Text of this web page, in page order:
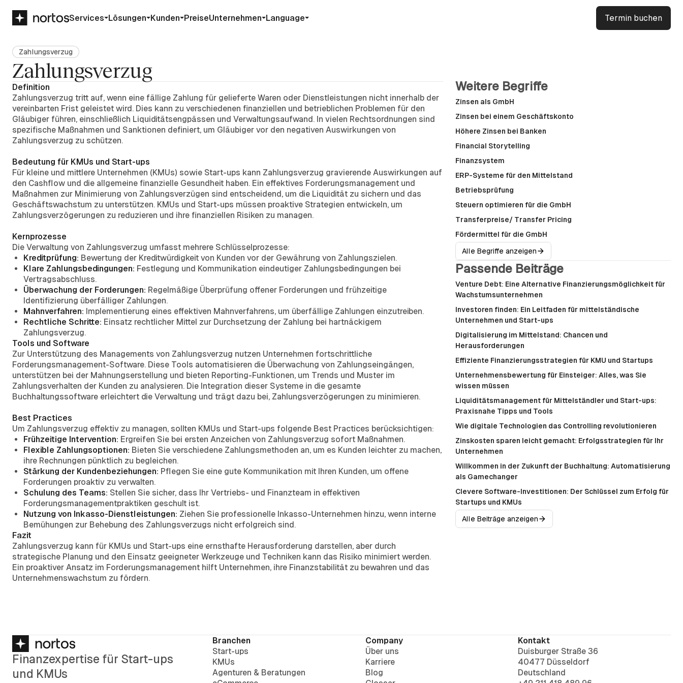
Services Lösungen Kunden PreiseUnternehmen Language Termin buchen
Zahlungsverzug
Zahlungsverzug
Definition
Zahlungsverzug tritt auf, wenn eine fällige Zahlung für gelieferte Waren oder Dienstleistungen nicht innerhalb der
vereinbarten Frist geleistet wird. Dies kann zu verschiedenen finanziellen und betrieblichen Problemen für den
Gläubiger führen, einschließlich Liquiditätsengpässen und Verwaltungsaufwand. In vielen Rechtsordnungen sind
spezifische Maßnahmen und Sanktionen definiert, um Gläubiger vor den negativen Auswirkungen von
Zahlungsverzug zu schützen.
Bedeutung für KMUs und Start-ups
Für kleine und mittlere Unternehmen (KMUs) sowie Start-ups kann Zahlungsverzug gravierende Auswirkungen auf
den Cashflow und die allgemeine finanzielle Gesundheit haben. Ein effektives Forderungsmanagement und
Maßnahmen zur Minimierung von Zahlungsverzügen sind entscheidend, um die Liquidität zu sichern und das
Geschäftswachstum zu unterstützen. KMUs und Start-ups müssen proaktive Strategien entwickeln, um
Zahlungsverzögerungen zu reduzieren und ihre finanziellen Risiken zu managen.
Kernprozesse
Die Verwaltung von Zahlungsverzug umfasst mehrere Schlüsselprozesse:
Kreditprüfung: Bewertung der Kreditwürdigkeit von Kunden vor der Gewährung von Zahlungszielen.
Klare Zahlungsbedingungen: Festlegung und Kommunikation eindeutiger Zahlungsbedingungen bei
Vertragsabschluss.
Überwachung der Forderungen: Regelmäßige Überprüfung offener Forderungen und frühzeitige
Identifizierung überfälliger Zahlungen.
Mahnverfahren: Implementierung eines effektiven Mahnverfahrens, um überfällige Zahlungen einzutreiben.
Rechtliche Schritte: Einsatz rechtlicher Mittel zur Durchsetzung der Zahlung bei hartnäckigem
Zahlungsverzug.
Tools und Software
Zur Unterstützung des Managements von Zahlungsverzug nutzen Unternehmen fortschrittliche
Forderungsmanagement-Software. Diese Tools automatisieren die Überwachung von Zahlungseingängen,
unterstützen bei der Mahnungserstellung und bieten Reporting-Funktionen, um Trends und Muster im
Zahlungsverhalten der Kunden zu analysieren. Die Integration dieser Systeme in die gesamte
Buchhaltungssoftware erleichtert die Verwaltung und trägt dazu bei, Zahlungsverzögerungen zu minimieren.
Best Practices
Um Zahlungsverzug effektiv zu managen, sollten KMUs und Start-ups folgende Best Practices berücksichtigen:
Frühzeitige Intervention: Ergreifen Sie bei ersten Anzeichen von Zahlungsverzug sofort Maßnahmen.
Flexible Zahlungsoptionen: Bieten Sie verschiedene Zahlungsmethoden an, um es Kunden leichter zu machen,
ihre Rechnungen pünktlich zu begleichen.
Stärkung der Kundenbeziehungen: Pflegen Sie eine gute Kommunikation mit Ihren Kunden, um offene
Forderungen proaktiv zu verwalten.
Schulung des Teams: Stellen Sie sicher, dass Ihr Vertriebs- und Finanzteam in effektiven
Forderungsmanagementpraktiken geschult ist.
Nutzung von Inkasso-Dienstleistungen: Ziehen Sie professionelle Inkasso-Unternehmen hinzu, wenn interne
Bemühungen zur Behebung des Zahlungsverzugs nicht erfolgreich sind.
Fazit
Zahlungsverzug kann für KMUs und Start-ups eine ernsthafte Herausforderung darstellen, aber durch
strategische Planung und den Einsatz geeigneter Werkzeuge und Techniken kann das Risiko minimiert werden.
Ein proaktiver Ansatz im Forderungsmanagement hilft Unternehmen, ihre Finanzstabilität zu bewahren und das
Unternehmenswachstum zu fördern.
Weitere Begriffe
Zinsen als GmbH
Zinsen bei einem Geschäftskonto
Höhere Zinsen bei Banken
Financial Storytelling
Finanzsystem
ERP-Systeme für den Mittelstand
Betriebsprüfung
Steuern optimieren für die GmbH
Transferpreise/ Transfer Pricing
Fördermittel für die GmbH
Alle Begriffe anzeigen
Passende Beiträge
Venture Debt: Eine Alternative Finanzierungsmöglichkeit für
Wachstumsunternehmen
Investoren finden: Ein Leitfaden für mittelständische
Unternehmen und Start-ups
Digitalisierung im Mittelstand: Chancen und
Herausforderungen
Effiziente Finanzierungsstrategien für KMU und Startups
Unternehmensbewertung für Einsteiger: Alles, was Sie
wissen müssen
Liquiditätsmanagement für Mittelständler und Start-ups:
Praxisnahe Tipps und Tools
Wie digitale Technologien das Controlling revolutionieren
Zinskosten sparen leicht gemacht: Erfolgsstrategien für Ihr
Unternehmen
Willkommen in der Zukunft der Buchhaltung: Automatisierung
als Gamechanger
Clevere Software-Investitionen: Der Schlüssel zum Erfolg für
Startups und KMUs
Alle Beiträge anzeigen
Finanzexpertise für Start-ups
und KMUs
Branchen
Start-ups
KMUs
Agenturen & Beratungen
Company
Über uns
Karriere
Blog
Kontakt
Duisburger Straße 36
40477 Düsseldorf
Deutschland